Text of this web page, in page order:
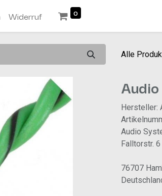
Widerruf 0
Alle
Hersteller:
Audio
Falltorstr. 6
76707